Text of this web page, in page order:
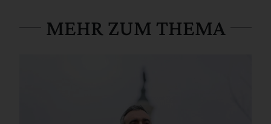
MEHR ZUM THEMA